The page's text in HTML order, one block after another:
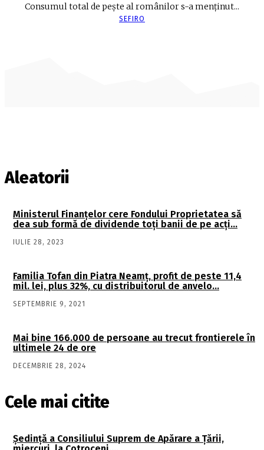
Consumul total de peşte al ro­mâ­nilor s-a menţinut...
SEFIRO
Aleatorii
Ministerul Finanţelor cere Fondului Proprietatea să
dea sub formă de dividende toţi banii de pe acţi…
IULIE 28, 2023
Familia Tofan din Piatra Neamţ, profit de peste 11,4
mil. lei, plus 32%, cu distribuitorul de anvelo…
SEPTEMBRIE 9, 2021
Mai bine 166.000 de persoane au trecut frontierele în
ultimele 24 de ore
DECEMBRIE 28, 2024
Cele mai citite
Şedinţă a Consiliului Suprem de Apărare a Ţării,